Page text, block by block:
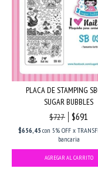
PLACA DE STAMPING
SUGAR BUBBLES
$727
$691
$656,45 con 5% OFF x
bancaria